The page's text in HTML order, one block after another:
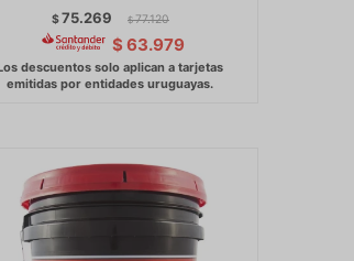
$75.269 $ 77.120
$ 63.979